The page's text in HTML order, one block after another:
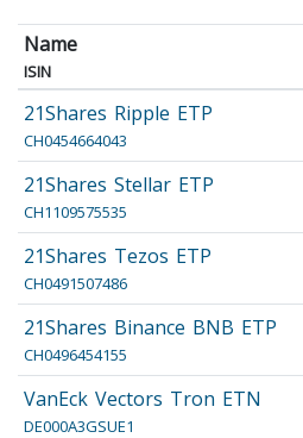
Name
ISIN
21Shares Ripple ETP
CH0454664043
21Shares Stellar ETP
CH1109575535
21Shares Tezos ETP
CH0491507486
21Shares Binance BNB ETP
CH0496454155
VanEck Vectors Tron ETN
DE000A3GSUE1